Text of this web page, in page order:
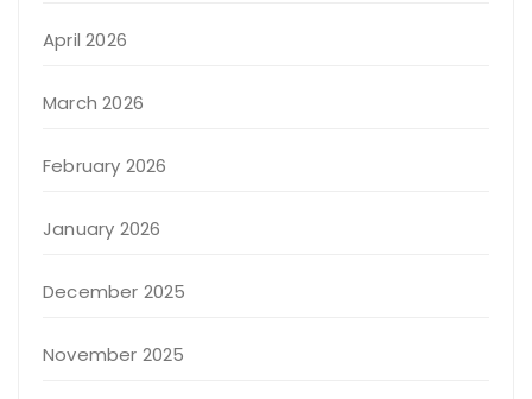
April 2026
March 2026
February 2026
January 2026
December 2025
November 2025